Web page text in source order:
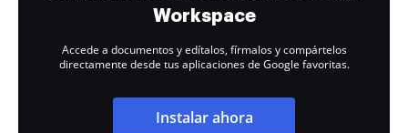
Workspace
Accede a documentos y edítalos, fírmalos y compártelos
directamente desde tus aplicaciones de Google favoritas.
Instalar ahora